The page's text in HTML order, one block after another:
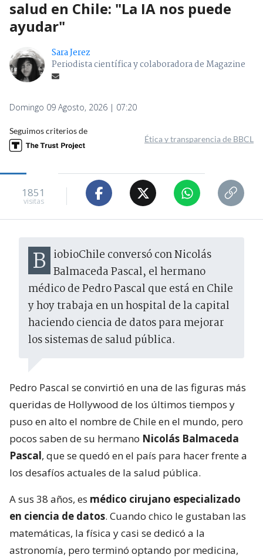
salud en Chile: "La IA nos puede
ayudar"
Sara Jerez
Periodista científica y colaboradora de Magazine
Domingo 09 Agosto, 2026 | 07:20
Seguimos criterios de
Ética y transparencia de BBCL
1851
visitas
BiobioChile conversó con Nicolás Balmaceda Pascal, el hermano
médico de Pedro Pascal que está en Chile
y hoy trabaja en un hospital de la capital
haciendo ciencia de datos para mejorar
los sistemas de salud pública.
Pedro Pascal se convirtió en una de las figuras más
queridas de Hollywood de los últimos tiempos y
puso en alto el nombre de Chile en el mundo, pero
pocos saben de su hermano Nicolás Balmaceda
Pascal, que se quedó en el país para hacer frente a
los desafíos actuales de la salud pública.
A sus 38 años, es médico cirujano especializado
en ciencia de datos. Cuando chico le gustaban las
matemáticas, la física y casi se dedicó a la
astronomía, pero terminó optando por medicina,